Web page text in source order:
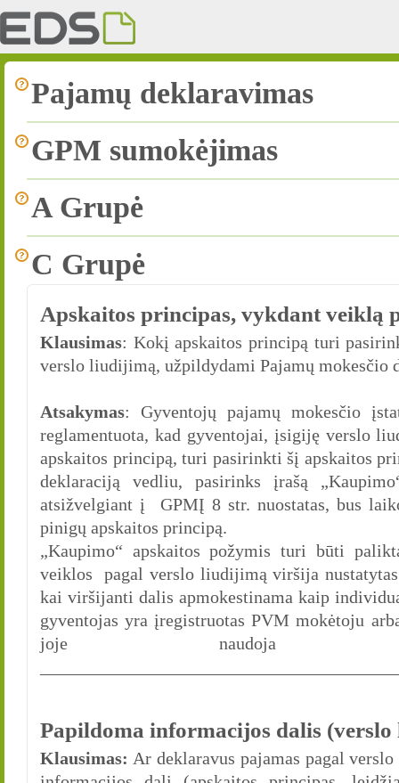
Pajamų deklaravimas
GPM sumokėjimas
A Grupė
C Grupė
Apskaitos principas, vykdant veiklą
Klausimas: Kokį apskaitos principą turi
verslo liudijimą, užpildydami Pajamų mokesčio
Atsakymas: Gyventojų pajamų mokesčio
reglamentuota, kad gyventojai, įsigiję verslo
apskaitos principą, turi pasirinkti šį apskaitos
deklaraciją vedliu, pasirinks įrašą
atsižvelgiant į GPMĮ 8 str. nuostatas, bus
pinigų apskaitos principą.
„Kaupimo“ apskaitos požymis turi būti
veiklos pagal verslo liudijimą viršija
kai viršijanti dalis apmokestinama kaip
gyventojas yra įregistruotas PVM mokėtoju
joje naudoja
Papildoma informacijos dalis
Klausimas: Ar deklaravus pajamas pagal